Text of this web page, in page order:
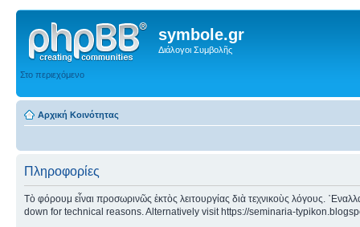
symbole.gr
Διάλογοι Συμβολῆς
Στο περιεχόμενο
Αρχική Κοινότητας
Πληροφορίες
Τὸ φόρουμ εἶναι προσωρινῶς ἐκτὸς λειτουργίας διὰ τεχνικοὺς λόγους.
down for technical reasons. Alternatively visit https://seminaria-